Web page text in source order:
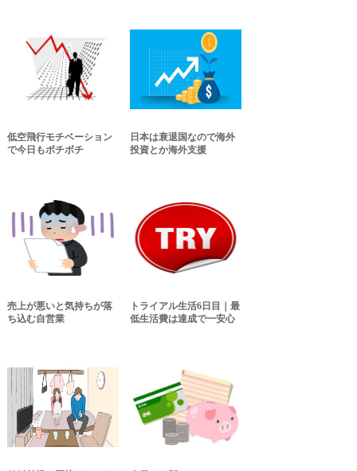
低空飛行モチベーション
で今日もボチボチ
日本は衰退国なので海外
投資とか海外支援
売上が悪いと気持ちが落
ち込む自営業
トライアル生活6日目｜最
低生活費は達成で一安心